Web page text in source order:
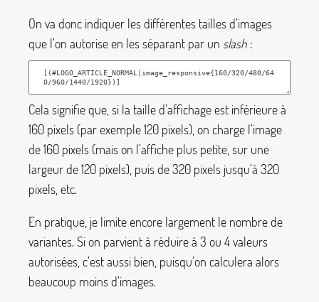
On va donc indiquer les différentes tailles d’images
que l’on autorise en les séparant par un slash :
Cela signifie que, si la taille d’affichage est inférieure à
160 pixels (par exemple 120 pixels), on charge l’image
de 160 pixels (mais on l’affiche plus petite, sur une
largeur de 120 pixels), puis de 320 pixels jusqu’à 320
pixels, etc.
En pratique, je limite encore largement le nombre de
variantes. Si on parvient à réduire à 3 ou 4 valeurs
autorisées, c’est aussi bien, puisqu’on calculera alors
beaucoup moins d’images.